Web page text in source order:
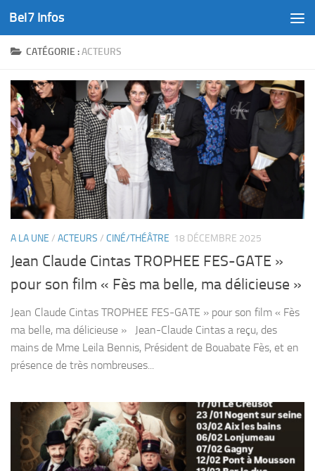
Skip to content
Bel7 Infos
CATÉGORIE :ACTEURS
A LA UNE / ACTEURS / CINÉ/THÉÂTRE 18 DÉCEMBRE 2025
Jean Claude Cintas TROPHEE FES-GATE »
pour son film « Fès ma belle, ma délicieuse »
Jean Claude Cintas TROPHEE FES-GATE » pour son film « Fès
ma belle, ma délicieuse » Jean-Claude Cintas a reçu, des
mains de Mme Leila Bennis, Président de Bouabate Fès, et en
présence de très nombreuses...